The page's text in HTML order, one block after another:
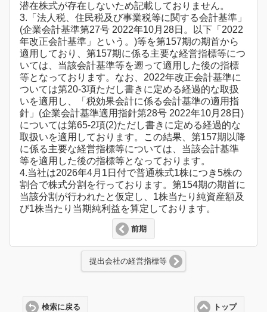
潜在株式が存在しないため記載しておりません。
3.「法人税、住民税及び事業税等に関する会計基準」
(企業会計基準第27号 2022年10月28日。以下「2022
年改正会計基準」という。)等を第157期の期首から
適用しており、第157期に係る主要な経営指標等につ
いては、当該会計基準等を遡って適用した後の指標
等となっております。なお、2022年改正会計基準に
ついては第20-3項ただし書きに定める経過的な取扱
いを適用し、「税効果会計に係る会計基準の適用指
針」(企業会計基準適用指針第28号 2022年10月28日)
については第65-2項(2)ただし書きに定める経過的な
取扱いを適用しております。この結果、第157期以降
に係る主要な経営指標等については、当該会計基準
等を適用した後の指標等となっております。
4.当社は2026年4月1日付で普通株式1株につき5株の
割合で株式分割を行っております。第154期の期首に
当該分割が行われたと仮定し、1株当たり純資産額及
び1株当たり当期純利益を算定しております。
前期
提出会社の経営指標等
トップ
検索に戻る